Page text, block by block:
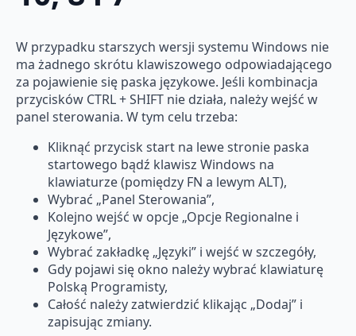
W przypadku starszych wersji systemu Windows nie
ma żadnego skrótu klawiszowego odpowiadającego
za pojawienie się paska językowe. Jeśli kombinacja
przycisków CTRL + SHIFT nie działa, należy wejść w
panel sterowania. W tym celu trzeba:
Kliknąć przycisk start na lewe stronie paska
startowego bądź klawisz Windows na
klawiaturze (pomiędzy FN a lewym ALT),
Wybrać „Panel Sterowania”,
Kolejno wejść w opcje „Opcje Regionalne i
Językowe”,
Wybrać zakładkę „Języki” i wejść w szczegóły,
Gdy pojawi się okno należy wybrać klawiaturę
Polską Programisty,
Całość należy zatwierdzić klikając „Dodaj” i
zapisując zmiany.